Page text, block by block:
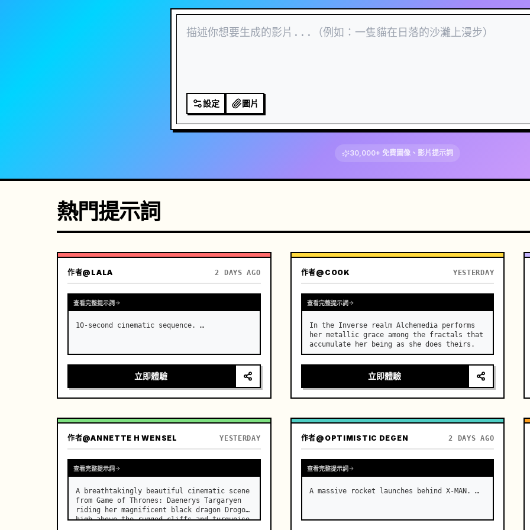
設定 圖片
30,000+ 免費圖像、影片提示詞
熱門提示詞
作者@LALA 2 DAYS AGO
查看完整提示詞
10-second cinematic sequence. …
立即體驗
作者@COOK YESTERDAY
查看完整提示詞
In the Inverse realm Alchemedia performs
her metallic grace among the fractals that
accumulate her being as she does theirs.
立即體驗
作者@ANNETTE H WENSEL YESTERDAY
查看完整提示詞
A breathtakingly beautiful cinematic scene
from Game of Thrones: Daenerys Targaryen
riding her magnificent black dragon Drogon
high above the rugged cliffs and turquoise
作者@OPTIMISTIC DEGEN 2 DAYS AGO
查看完整提示詞
A massive rocket launches behind X-MAN. …